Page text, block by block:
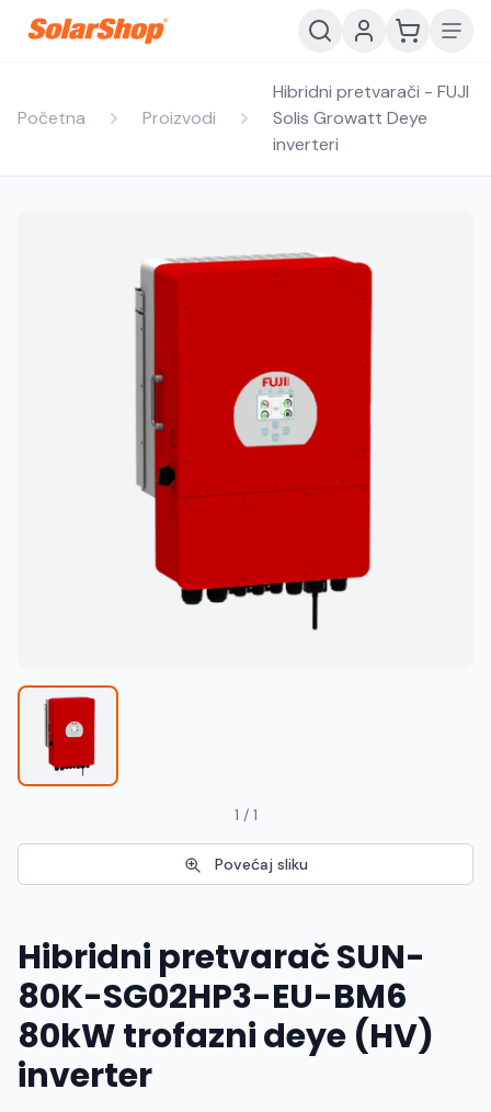
EN English
Početna Proizvodi
Hibridni pretvarači - FUJI
Solis Growatt Deye
inverteri
1 / 1
Povećaj sliku
Hibridni pretvarač SUN-
80K-SG02HP3-EU-BM6
80kW trofazni deye (HV)
inverter